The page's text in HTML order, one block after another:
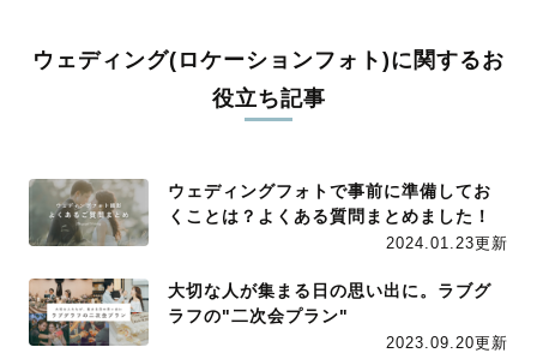
ウェディング(ロケーションフォト)に関するお
役立ち記事
ウェディングフォトで事前に準備してお
くことは？よくある質問まとめました！
2024.01.23更新
大切な人が集まる日の思い出に。ラブグ
ラフの"二次会プラン"
2023.09.20更新